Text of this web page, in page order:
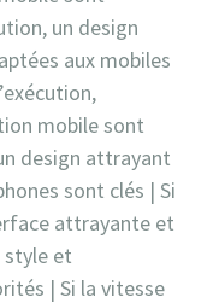
un design
aux mobiles
mobile sont
design attrayant
sont clés | Si
attrayante et
style et
| Si la vitesse